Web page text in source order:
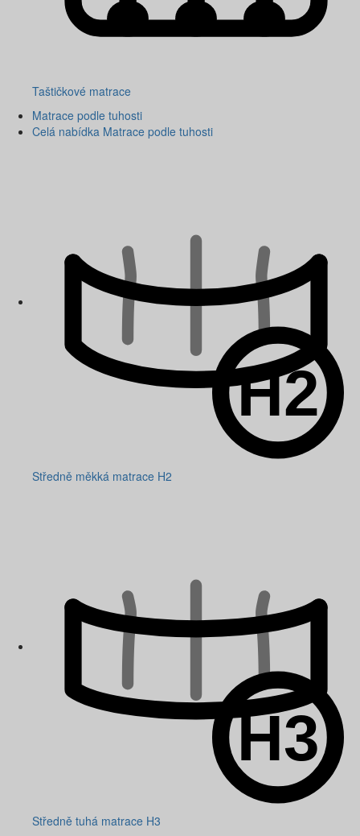
Taštičkové matrace
Matrace podle tuhosti
Celá nabídka Matrace podle tuhosti
Středně měkká matrace H2
Středně tuhá matrace H3